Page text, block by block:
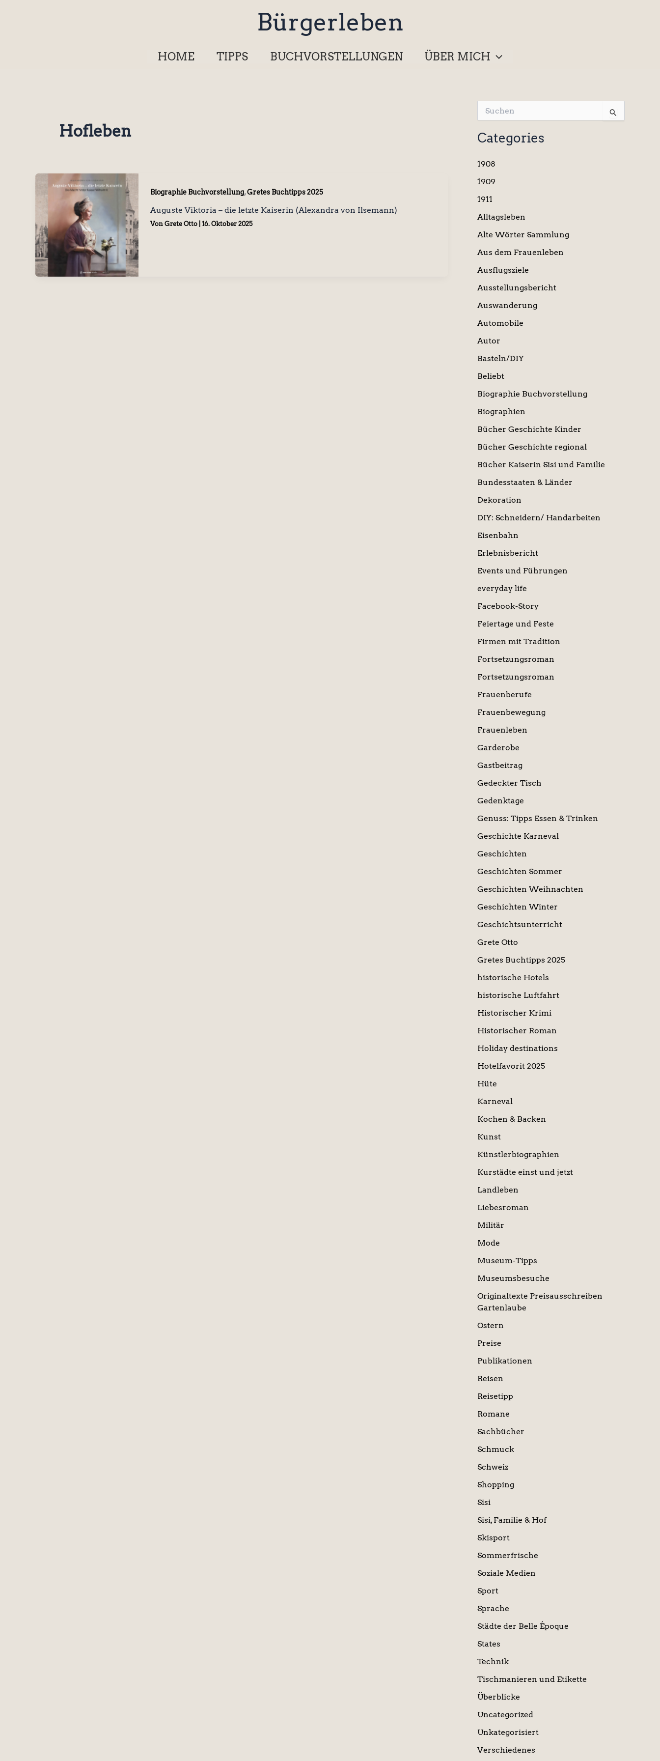
Bürgerleben
HOME TIPPS BUCHVORSTELLUNGEN ÜBER MICH
Hofleben
Biographie Buchvorstellung,Gretes Buchtipps 2025
Auguste Viktoria – die letzte Kaiserin (Alexandra von Ilsemann)
Von Grete Otto 16. Oktober 2025
u
c
h
n
a
h
Categories
1908
1909
1911
Alltagsleben
Alte Wörter Sammlung
Aus dem Frauenleben
Ausflugsziele
Ausstellungsbericht
Auswanderung
Automobile
Autor
Basteln/DIY
Beliebt
Biographie Buchvorstellung
Biographien
Bücher Geschichte Kinder
Bücher Geschichte regional
Bücher Kaiserin Sisi und Familie
Bundesstaaten & Länder
Dekoration
DIY: Schneidern/ Handarbeiten
Eisenbahn
Erlebnisbericht
Events und Führungen
everyday life
Facebook-Story
Feiertage und Feste
Firmen mit Tradition
Fortsetzungsroman
Fortsetzungsroman
Frauenberufe
Frauenbewegung
Frauenleben
Garderobe
Gastbeitrag
Gedeckter Tisch
Gedenktage
Genuss: Tipps Essen & Trinken
Geschichte Karneval
Geschichten
Geschichten Sommer
Geschichten Weihnachten
Geschichten Winter
Geschichtsunterricht
Grete Otto
Gretes Buchtipps 2025
historische Hotels
historische Luftfahrt
Historischer Krimi
Historischer Roman
Holiday destinations
Hotelfavorit 2025
Hüte
Karneval
Kochen & Backen
Kunst
Künstlerbiographien
Kurstädte einst und jetzt
Landleben
Liebesroman
Militär
Mode
Museum-Tipps
Museumsbesuche
Originaltexte Preisausschreiben
Gartenlaube
Ostern
Preise
Publikationen
Reisen
Reisetipp
Romane
Sachbücher
Schmuck
Schweiz
Shopping
Sisi
Sisi, Familie & Hof
Skisport
Sommerfrische
Soziale Medien
Sport
Sprache
Städte der Belle Époque
States
Technik
Tischmanieren und Etikette
Überblicke
Uncategorized
Unkategorisiert
Verschiedenes